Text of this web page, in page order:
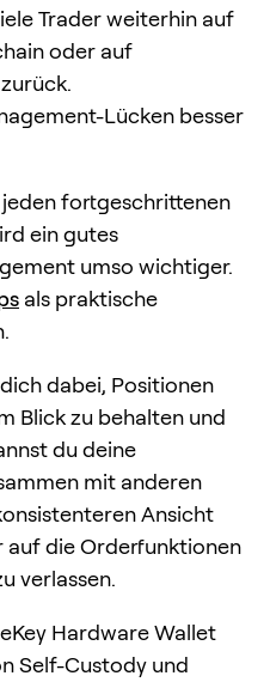
Trader weiterhin auf
oder auf
Lücken besser
fortgeschrittenen
ein gutes
umso wichtiger.
als praktische
dabei, Positionen
Blick zu behalten und
du deine
mit anderen
Ansicht
auf die Orderfunktionen
verlassen.
Hardware Wallet
Self-Custody und